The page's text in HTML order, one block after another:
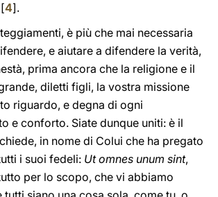
4].
è più che mai necessaria
e aiutare a difendere la verità,
prima ancora che la religione e il
diletti figli, la vostra missione
riguardo, e degna di ogni
e conforto. Siate dunque uniti: è il
in nome di Colui che ha pregato
i suoi fedeli: Ut omnes unum sint,
per lo scopo, che vi abbiamo